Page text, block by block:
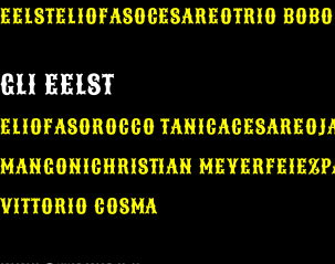
EELSTELIOFASOCESAREOTRIO BOBO
GLI EELST
ELIOFASOROCCO TANICACESAREO
MANGONICHRISTIAN MEYERFEIEZ
VITTORIO COSMA